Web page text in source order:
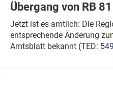
Übergang von RB
Jetzt ist es amtlich: Die
entsprechende Änderung
Amtsblatt bekannt (TED: